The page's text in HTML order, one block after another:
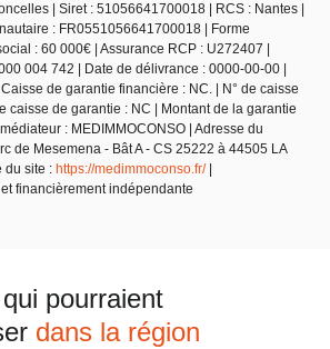
| Siret : 51056641700018 | RCS : Nantes |
: FR0551056641700018 | Forme
: 60 000€ | Assurance RCP : U272407 |
004 742 | Date de délivrance : 0000-00-00 |
de garantie financière : NC. | N° de caisse
caisse de garantie : NC | Montant de la garantie
: MEDIMMOCONSO | Adresse du
de Mesemena - Bât A - CS 25222 à 44505 LA
du site : https://medimmoconso.fr/|
financièrement indépendante
pourraient
dans la région